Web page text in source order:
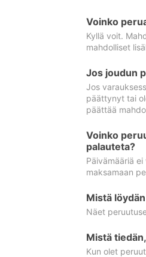
Voinko
Kyllä voit.
mahdolliset
Jos joudun
Jos
päättynyt tai
päättää
Voinko
palauteta?
Päivämääriä
maksamaan
Mistä
Näet
Mistä
Kun olet